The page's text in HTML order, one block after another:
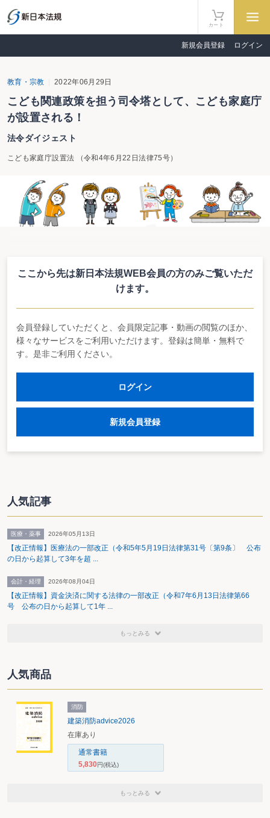
カート
新規会員登録 ログイン
教育・宗教 2022年06月29日
こども関連政策を担う司令塔として、こども家庭庁
が設置される！
法令ダイジェスト
こども家庭庁設置法 （令和4年6月22日法律75号）
こどもが自立した個人としてひとしく健やかに成長することので
法が制定されました。
〈１〉内閣府の外局として、こども家庭庁を設置することとし、こども家庭庁
の長は、こども家庭庁長官（以下「長官」といいます。）とすることされ
ました。
〈２〉こども家庭庁は、心身の発達の過程にある者（以下「こども」といいま
す。）が自立した個人としてひとしく健やかに成長することのできる社会
の実現に向け、子育てにおける家庭の役割の重要性を踏まえつつ、こども
して考慮することを基本とし、こども及びこどものある家庭の福祉の増進
及び保健の向上その他のこどもの健やかな成長及びこどものある家庭にお
ける子育てに対する支援並びにこどもの権利利益の擁護に関する事務を行
うことを任務とすることとされました。
特定の内閣の重要政策に関する内閣の事務を助けることを任務とすること
〈５〉こども家庭庁は、〈２〉の任務を達成するため、次に掲げる事務をつか
さどることとされました。
就学前のこどものある家庭における子育て支援に関する基本的な政策
の企画及び立案並びに推進に関すること。
〈イ〉子ども・子育て支援法の規定による子ども・子育て支援給付その他の
子ども及び子どもを養育している者に必要な支援に関すること（子ど
も・子育て支援法第69条第１項の規定による拠出金の徴収に関するこ
とを除きます。）。
〈ウ〉就学前の子どもに関する教育、保育等の総合的な提供の推進に関する
〈オ〉こどものある家庭における子育ての支援体制の整備並びに地域におけ
ここから先は新日本法規WEB会員の方のみご覧いただ
けます。
会員登録していただくと、会員限定記事・動画の閲覧のほか、
様々なサービスをご利用いただけます。登録は簡単・無料で
す。是非ご利用ください。
ログイン
新規会員登録
人気記事
医療・薬事 2026年05月13日
【改正情報】医療法の一部改正（令和5年5月19日法律第31号〔第9条〕 公布
の日から起算して3年を超 ...
会計・経理 2026年08月04日
【改正情報】資金決済に関する法律の一部改正（令和7年6月13日法律第66
号 公布の日から起算して1年 ...
もっとみる
人気商品
消防
建築消防advice2026
在庫あり
通常書籍
5,830円(税込)
もっとみる